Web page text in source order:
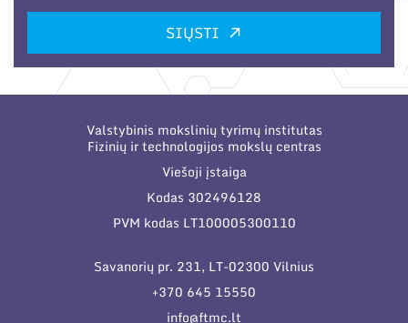
SIŲSTI
Valstybinis mokslinių tyrimų institutas
Fizinių ir technologijos mokslų centras
Viešoji įstaiga
Kodas 302496128
PVM kodas LT100005300110
Savanorių pr. 231, LT-02300 Vilnius
+370 645 15550
info@ftmc.lt